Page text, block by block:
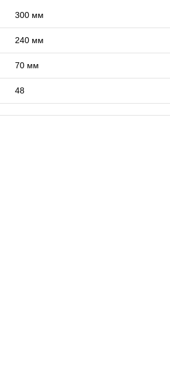
300 мм
240 мм
70 мм
48